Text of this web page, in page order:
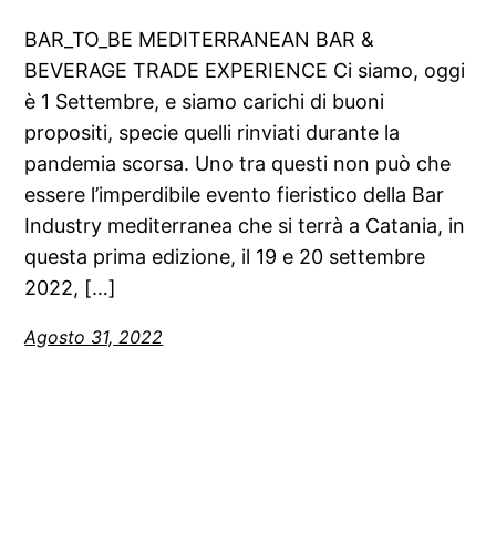
BAR_TO_BE MEDITERRANEAN BAR &
BEVERAGE TRADE EXPERIENCE Ci siamo, oggi
è 1 Settembre, e siamo carichi di buoni
propositi, specie quelli rinviati durante la
pandemia scorsa. Uno tra questi non può che
essere l’imperdibile evento fieristico della Bar
Industry mediterranea che si terrà a Catania, in
questa prima edizione, il 19 e 20 settembre
2022, […]
Agosto 31, 2022